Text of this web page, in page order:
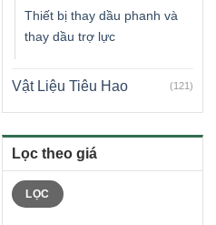
Thiết bị thay dầu phanh và
thay dầu trợ lực
Vật Liệu Tiêu Hao (121)
Lọc theo giá
Giá
tối
thiểu
Giá
tối
đa
LỌC